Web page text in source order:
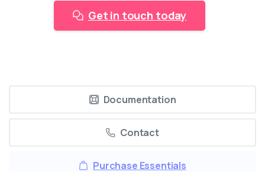
Get in touch today
Documentation
Contact
Purchase Essentials